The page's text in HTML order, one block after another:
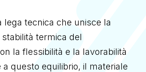
lega tecnica che unisce la
termica del
la flessibilità e la lavorabilità
a questo equilibrio, il materiale